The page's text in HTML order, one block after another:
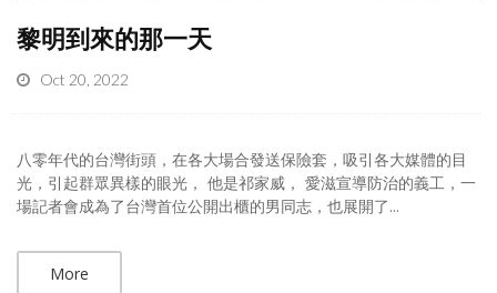
黎明到來的那一天
Oct 20, 2022
八零年代的台灣街頭，在各大場合發送保險套，吸引各大媒體的目
光，引起群眾異樣的眼光， 他是祁家威， 愛滋宣導防治的義工，一
場記者會成為了台灣首位公開出櫃的男同志，也展開了...
More